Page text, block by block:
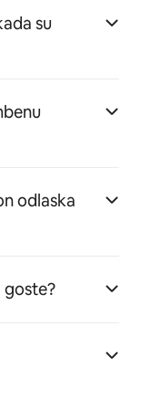
su
odlaska
goste?